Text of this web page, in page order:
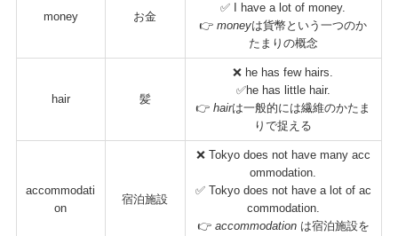
money お金
✅ I have a lot of money.
👉moneyは貨幣という一つのか
たまりの概念
hair 髪
❌ he has few hairs.
✅he has little hair.
👉hairは一般的には繊維のかたま
りで捉える
accommodati
on
宿泊施設
❌ Tokyo does not have many acc
ommodation.
✅ Tokyo does not have a lot of ac
commodation.
👉 accommodation は宿泊施設を